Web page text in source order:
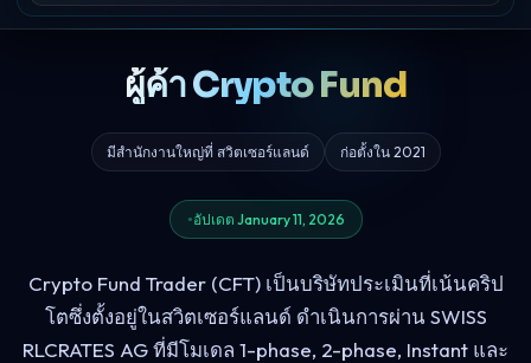
ผู้ค้า Crypto Fund
มีสำนักงานใหญ่ที่ สวิตเซอร์แลนด์ ก่อตั้งใน 2021
อัปเดต January 11, 2026
Crypto Fund Trader (CFT) เป็นบริษัทประเมินที่เน้นคริป
โตซึ่งตั้งอยู่ในสวิตเซอร์แลนด์ ดำเนินการผ่าน SWISS
RLCRATES AG ที่มีโมเดล 1-phase, 2-phase, Instant และ